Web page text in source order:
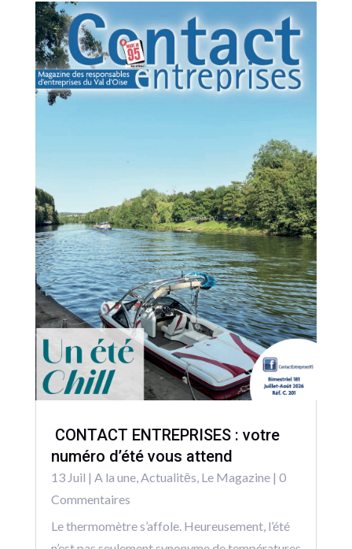
CONTACT ENTREPRISES : votre
numéro d’été vous attend
13 Juil | A la une,Actualitēs, Le Magazine| 0
Commentaires
Le thermomètre s’affole. Heureusement, l’été